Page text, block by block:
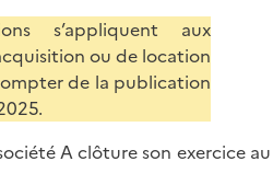
s’appliquent aux
ou de location
de la publication
A clôture son exercice au